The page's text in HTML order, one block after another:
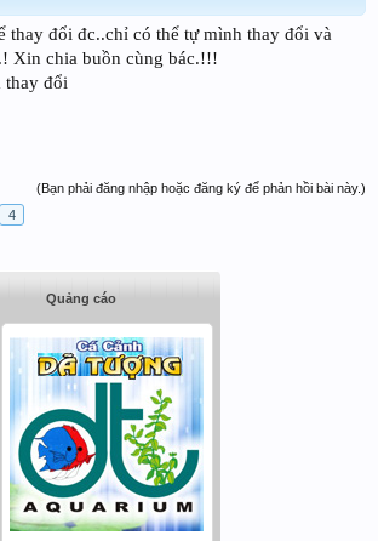
thay đổi đc..chỉ có thể tự mình thay đổi và
Xin chia buồn cùng bác.!!!
đổi
(Bạn phải đăng nhập hoặc đăng ký để phản hồi bài này.)
4
Quảng cáo